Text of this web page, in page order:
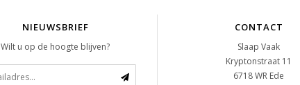
NIEUWSBRIEF
Wilt u op de hoogte blijven?
CONTACT
Slaap Vaak
Kryptonstraat 11
6718 WR Ede